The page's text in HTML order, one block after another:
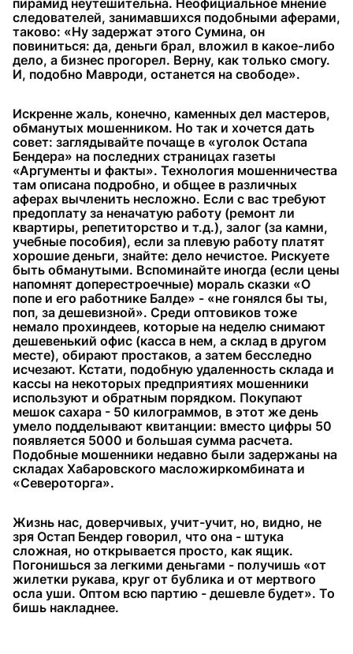
пирамид неутешительна. Неофициальное мнение
следователей, занимавшихся подобными аферами,
таково: «Ну задержат этого Сумина, он
повиниться: да, деньги брал, вложил в какое-либо
дело, а бизнес прогорел. Верну, как только смогу.
И, подобно Мавроди, останется на свободе».
Искренне жаль, конечно, каменных дел мастеров,
обманутых мошенником. Но так и хочется дать
совет: заглядывайте почаще в «уголок Остапа
Бендера» на последних страницах газеты
«Аргументы и факты». Технология мошенничества
там описана подробно, и общее в различных
аферах вычленить несложно. Если с вас требуют
предоплату за неначатую работу (ремонт ли
квартиры, репетиторство и т.д.), залог (за камни,
учебные пособия), если за плевую работу платят
хорошие деньги, знайте: дело нечистое. Рискуете
быть обманутыми. Вспоминайте иногда (если цены
напомнят доперестроечные) мораль сказки «О
попе и его работнике Балде» - «не гонялся бы ты,
поп, за дешевизной». Среди оптовиков тоже
немало прохиндеев, которые на неделю снимают
дешевенький офис (касса в нем, а склад в другом
месте), обирают простаков, а затем бесследно
исчезают. Кстати, подобную удаленность склада и
кассы на некоторых предприятиях мошенники
используют и обратным порядком. Покупают
мешок сахара - 50 килограммов, в этот же день
умело подделывают квитанции: вместо цифры 50
появляется 5000 и большая сумма расчета.
Подобные мошенники недавно были задержаны на
складах Хабаровского масложиркомбината и
«Североторга».
Жизнь нас, доверчивых, учит-учит, но, видно, не
зря Остап Бендер говорил, что она - штука
сложная, но открывается просто, как ящик.
Погонишься за легкими деньгами - получишь «от
жилетки рукава, круг от бублика и от мертвого
осла уши. Оптом всю партию - дешевле будет». То
бишь накладнее.